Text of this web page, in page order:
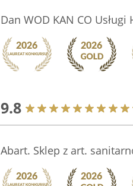
Dan WOD KAN CO
9.8
Abart. Sklep z art.